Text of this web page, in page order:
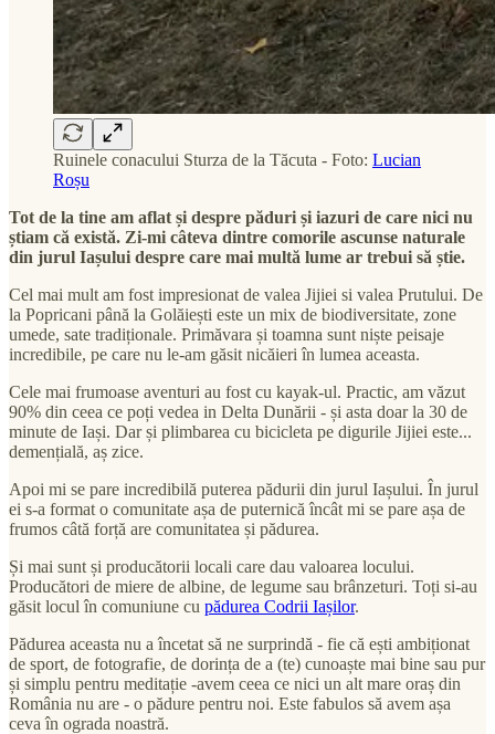
Ruinele conacului Sturza de la Tăcuta - Foto: Lucian
Roșu
Tot de la tine am aflat și despre păduri și iazuri de care nici nu
știam că există. Zi-mi câteva dintre comorile ascunse naturale
din jurul Iașului despre care mai multă lume ar trebui să știe.
Cel mai mult am fost impresionat de valea Jijiei si valea Prutului. De
la Popricani până la Golăiești este un mix de biodiversitate, zone
umede, sate tradiționale. Primăvara și toamna sunt niște peisaje
incredibile, pe care nu le-am găsit nicăieri în lumea aceasta.
Cele mai frumoase aventuri au fost cu kayak-ul. Practic, am văzut
90% din ceea ce poți vedea in Delta Dunării - și asta doar la 30 de
minute de Iași. Dar și plimbarea cu bicicleta pe digurile Jijiei este...
demențială, aș zice.
Apoi mi se pare incredibilă puterea pădurii din jurul Iașului. În jurul
ei s-a format o comunitate așa de puternică încât mi se pare așa de
frumos câtă forță are comunitatea și pădurea.
Și mai sunt și producătorii locali care dau valoarea locului.
Producători de miere de albine, de legume sau brânzeturi. Toți si-au
găsit locul în comuniune cu pădurea Codrii Iașilor.
Pădurea aceasta nu a încetat să ne surprindă - fie că ești ambiționat
de sport, de fotografie, de dorința de a (te) cunoaște mai bine sau pur
și simplu pentru meditație -avem ceea ce nici un alt mare oraș din
România nu are - o pădure pentru noi. Este fabulos să avem așa
ceva în ograda noastră.